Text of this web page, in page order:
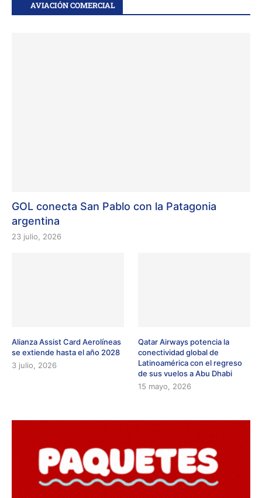
AVIACIÓN COMERCIAL
GOL conecta San Pablo con la Patagonia
argentina
23 julio, 2026
Alianza Assist Card Aerolíneas
se extiende hasta el año 2028
3 julio, 2026
Qatar Airways potencia la
conectividad global de
Latinoamérica con el regreso
de sus vuelos a Abu Dhabi
15 mayo, 2026